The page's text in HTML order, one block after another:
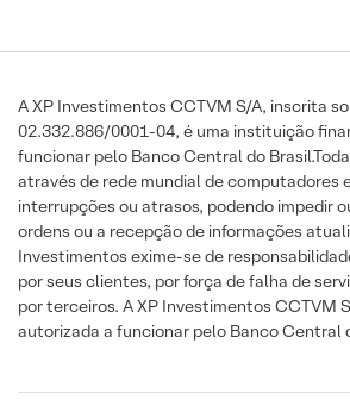
A XP Investimentos CCTVM S/A, inscrita
02.332.886/0001-04, é uma instituição
funcionar pelo Banco Central do
através de rede mundial de computadores
interrupções ou atrasos, podendo impedir
ordens ou a recepção de informações
Investimentos exime-se de
por seus clientes, por força de falha de
por terceiros. A XP Investimentos CCTVM
autorizada a funcionar pelo Banco Central